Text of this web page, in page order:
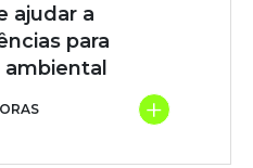
ajudar a
para
+